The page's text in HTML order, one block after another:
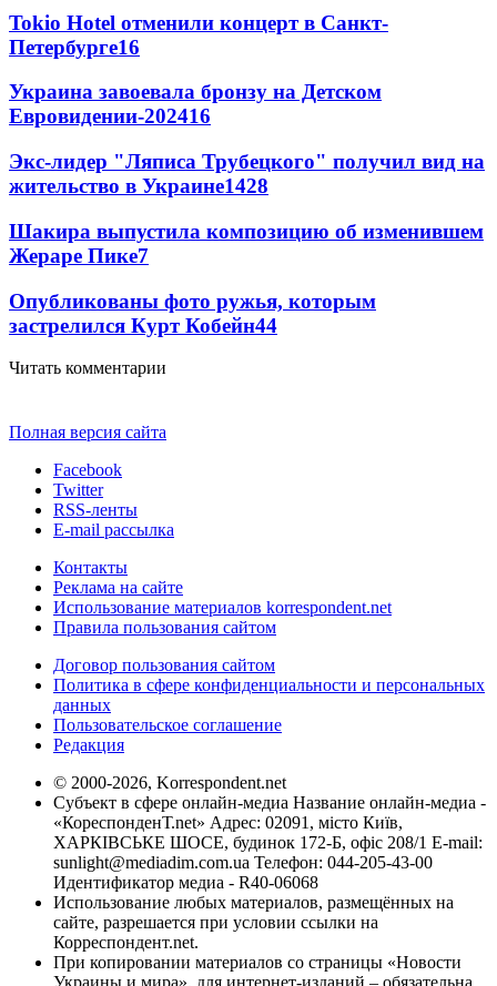
Tokio Hotel отменили концерт в Санкт-
Петербурге16
Украина завоевала бронзу на Детском
Евровидении-202416
Экс-лидер "Ляписа Трубецкого" получил вид на
жительство в Украине1428
Шакира выпустила композицию об изменившем
Жераре Пике7
Опубликованы фото ружья, которым
застрелился Курт Кобейн44
Читать комментарии
Полная версия сайта
Facebook
Twitter
RSS-ленты
E-mail рассылка
Контакты
Реклама на сайте
Использование материалов korrespondent.net
Правила пользования сайтом
Договор пользования сайтом
Политика в сфере конфиденциальности и персональных
данных
Пользовательское соглашение
Редакция
© 2000-2026, Korrespondent.net
Субъект в сфере онлайн-медиа Название онлайн-медиа -
«КореспонденТ.net» Адрес: 02091, місто Київ,
ХАРКІВСЬКЕ ШОСЕ, будинок 172-Б, офіс 208/1 E-mail:
sunlight@mediadim.com.ua Телефон: 044-205-43-00
Идентификатор медиа - R40-06068
Использование любых материалов, размещённых на
сайте, разрешается при условии ссылки на
Корреспондент.net.
При копировании материалов со страницы «Новости